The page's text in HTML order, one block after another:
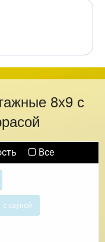
8х9 с
Все
с сауной